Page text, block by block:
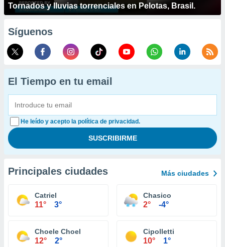
Tornados y lluvias torrenciales en Pelotas, Brasil.
Síguenos
El Tiempo en tu email
He leído y acepto la política de privacidad.
Principales ciudades Más ciudades
Catriel
11° 3°
Chasico
2° -4°
Choele Choel
12° 2°
Cipolletti
10° 1°